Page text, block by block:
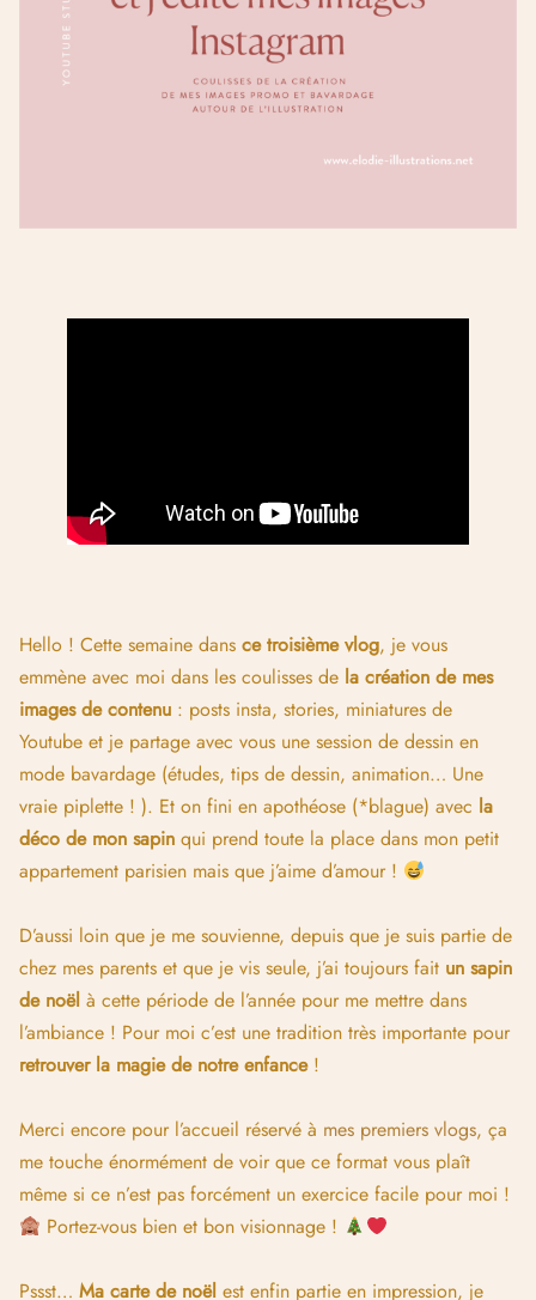
Hello ! Cette semaine dans ce troisième vlog, je vous
emmène avec moi dans les coulisses de la création de mes
images de contenu : posts insta, stories, miniatures de
Youtube et je partage avec vous une session de dessin en
mode bavardage (études, tips de dessin, animation… Une
vraie piplette ! ). Et on fini en apothéose (*blague) avec la
déco de mon sapin qui prend toute la place dans mon petit
appartement parisien mais que j’aime d’amour !
D’aussi loin que je me souvienne, depuis que je suis partie de
chez mes parents et que je vis seule, j’ai toujours fait un sapin
de noël à cette période de l’année pour me mettre dans
l’ambiance ! Pour moi c’est une tradition très importante pour
retrouver la magie de notre enfance!
Merci encore pour l’accueil réservé à mes premiers vlogs, ça
me touche énormément de voir que ce format vous plaît
même si ce n’est pas forcément un exercice facile pour moi !
Portez-vous bien et bon visionnage !
Pssst… Ma carte de noël est enfin partie en impression, je